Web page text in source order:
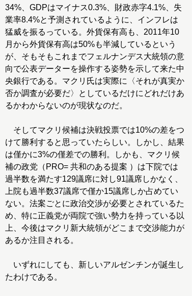
34%、GDPはマイナス0.3%、財政赤字4.1%、失
業率8.4%と予測されているように、インフレは
猛威を振るっている。外貨保有高も、2011年10
月から外貨保有高は50%も半減しているという
が、そもそもこれまでフェルナンデス大統領の意
向で公表データーを操作する姿勢を示して来た中
央銀行である。マクリ氏は実際に〈それが真実か
否か調査が必要だ〉としているだけにどれだけあ
るかわからないのが現状なのだ。
そしてマクリ候補は決戦投票では10%の差をつ
けて勝利すると思っていたらしい。しかし、結果
は僅かに3%の僅差での勝利。しかも、マクリ候
補の政党（PRO= 共和のある提案 ）は下院では
過半数を満たす129議席に対し91議席しかなく、
上院も過半数37議席で僅か15議席しか占めてい
ない。法案ごとに政治交渉が必要とされているた
め、特に正義党が両院で強い勢力を持っている以
上、今後はマクリ新大統領がどこまで交渉能力が
あるか注目される。
いずれにしても、新しいアルゼンチンが誕生し
たわけである。